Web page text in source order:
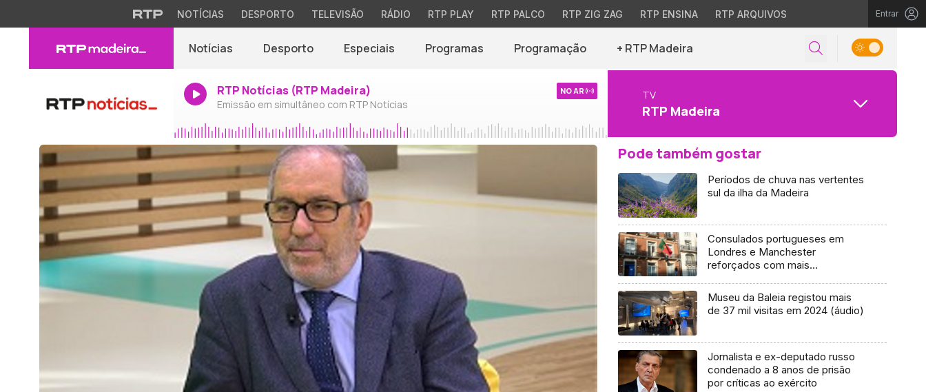
NOTÍCIAS DESPORTO TELEVISÃO RÁDIO RTP PLAY RTP PALCO RTP ZIG ZAG RTP ENSINA RTP ARQUIVOS Entrar
Notícias Desporto Especiais Programas Programação + RTP Madeira
RTP Notícias (RTP Madeira)
Emissão em simultâneo com RTP Notícias
NO AR TV
RTP Madeira
Pode também gostar
Períodos de chuva nas vertentes
sul da ilha da Madeira
Consulados portugueses em
Londres e Manchester
reforçados com mais
Museu da Baleia registou mais
de 37 mil visitas em 2024 (áudio)
Jornalista e ex-deputado russo
condenado a 8 anos de prisão
por críticas ao exército